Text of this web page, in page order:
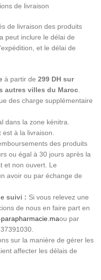
de livraison
de livraison des produits
peut inclure le délai de
et le délai de
à partir de 299 DH sur
autres villes du Maroc.
des charge supplémentaire
dans la zone kénitra.
est à la livraison.
des produits
ou égal à 30 jours après la
et non ouvert. Le
avoir ou par échange de
suivi : Si vous relevez une
de nous en faire part en
ou par
sur la manière de gérer les
affecter les délais de